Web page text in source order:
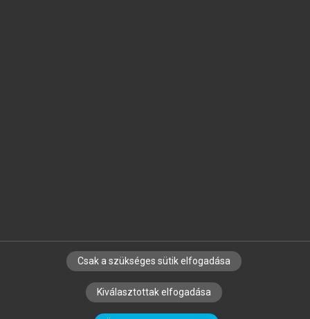
SZERZŐKNEK CÉGEKNEK KÖNYVTÁROSOKNAK
SZERKESZTÉSI ÉS LEKTORÁLÁSI ALAPELVEK
Csak a szükséges sütik elfogadása
Kiválasztottak elfogadása